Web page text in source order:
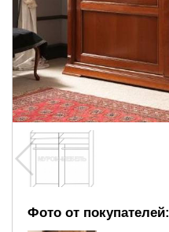
Фото от покупателей: